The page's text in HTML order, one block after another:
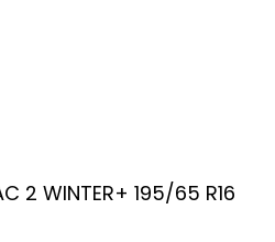
2 WINTER+ 195/65 R16